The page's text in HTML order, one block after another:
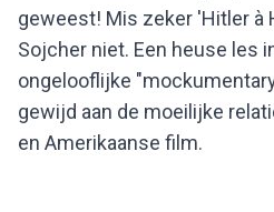
geweest! Mis zeker 'Hitler à
Sojcher niet. Een heuse les
ongelooflijke
gewijd aan de moeilijke
en Amerikaanse film.